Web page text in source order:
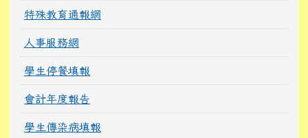
特殊教育通報網
人事服務網
學生停餐填報
會計年度報告
學生傳染病填報